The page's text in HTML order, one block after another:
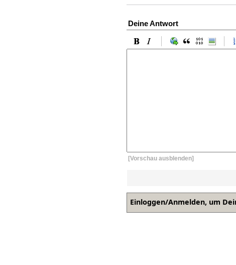
Deine Antwort
[Vorschau ausblenden]